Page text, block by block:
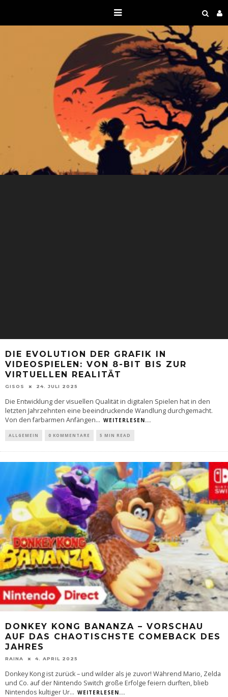
DIE EVOLUTION DER GRAFIK IN
VIDEOSPIELEN: VON 8-BIT BIS ZUR
VIRTUELLEN REALITÄT
GISOS 24. JULI 2025
Die Entwicklung der visuellen Qualität in digitalen Spielen hat in den
letzten Jahrzehnten eine beeindruckende Wandlung durchgemacht.
Von den farbarmen Anfängen... WEITERLESEN...
ALLGEMEIN 0 KOMMENTARE 5 MIN READ
DONKEY KONG BANANZA – VORSCHAU
AUF DAS CHAOTISCHSTE COMEBACK DES
JAHRES
RAINA 4. APRIL 2025
Donkey Kong ist zurück – und wilder als je zuvor! Während Mario, Zelda
und Co. auf der Nintendo Switch große Erfolge feiern durften, blieb
Nintendos kultiger Ur... WEITERLESEN...